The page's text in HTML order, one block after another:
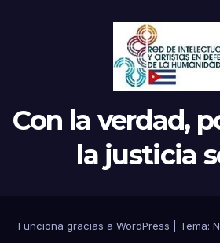
Con la verdad,
la justicia
Funciona gracias a WordPress Tema: